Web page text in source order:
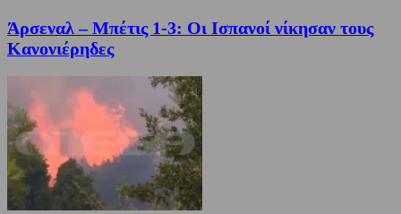
Άρσεναλ – Μπέτις 1-3: Οι Ισπανοί νίκησαν τους
Κανονιέρηδες